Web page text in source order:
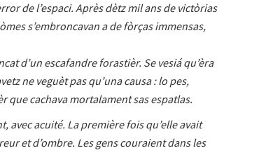
de l’espaci. Après dètz mil ans de victòrias
s’embroncavan a de fòrças immensas,
d’un escafandre forastièr. Se vesiá qu’èra
ne veguèt pas qu’una causa : lo pes,
que cachava mortalament sas espatlas.
avec acuité. La première fois qu’elle avait
et d’ombre. Les gens couraient dans les